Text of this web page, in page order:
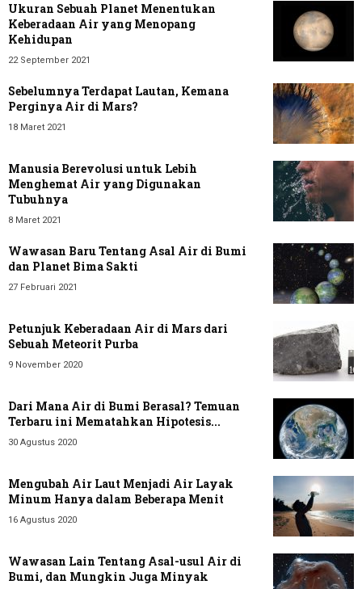
Ukuran Sebuah Planet Menentukan
Keberadaan Air yang Menopang
Kehidupan
22 September 2021
Sebelumnya Terdapat Lautan, Kemana
Perginya Air di Mars?
18 Maret 2021
Manusia Berevolusi untuk Lebih
Menghemat Air yang Digunakan
Tubuhnya
8 Maret 2021
Wawasan Baru Tentang Asal Air di Bumi
dan Planet Bima Sakti
27 Februari 2021
Petunjuk Keberadaan Air di Mars dari
Sebuah Meteorit Purba
9 November 2020
Dari Mana Air di Bumi Berasal? Temuan
Terbaru ini Mematahkan Hipotesis...
30 Agustus 2020
Mengubah Air Laut Menjadi Air Layak
Minum Hanya dalam Beberapa Menit
16 Agustus 2020
Wawasan Lain Tentang Asal-usul Air di
Bumi, dan Mungkin Juga Minyak